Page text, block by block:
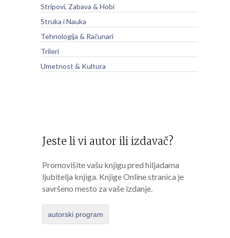
Stripovi, Zabava & Hobi
Struka i Nauka
Tehnologija & Računari
Trileri
Umetnost & Kultura
Jeste li vi autor ili izdavač?
Promovišite vašu knjigu pred hiljadama
ljubitelja knjiga. Knjige Online stranica je
savršeno mesto za vaše izdanje.
autorski program